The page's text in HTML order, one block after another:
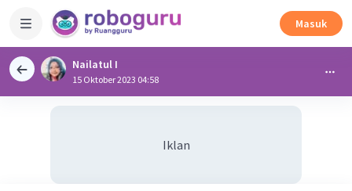
Masuk
Nailatul I
15 Oktober 2023 04:58
Iklan